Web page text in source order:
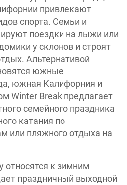
привлекают
спорта. Семьи и
поездки на лыжи или
у склонов и строят
Альтернативой
южные
южная Калифорния и
Winter Break предлагает
семейного праздника
катания по
или пляжного отдыха на
относятся к зимним
праздничный выходной